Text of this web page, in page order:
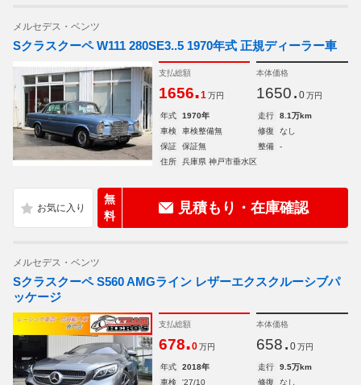
メルセデス・ベンツ
Sクラスクーペ W111 280SE3..5 1970年式 正規ディーラー車
支払総額
1656.1 万円
本体価格
1650. 0 万円
年式 1970年 走行
8.1万km
車検
車検整備無 修復
なし
保証
保証無 整備
-
住所
兵庫県 神戸市垂水区
無
料
見積もり・在庫確認
メルセデス・ベンツ
Sクラスクーペ S560 AMGライン レザーエクスクルーシブパ
ッケージ
支払総額
678.0 万円
本体価格
658. 0 万円
年式 2018年 走行
9.5万km
車検
'27/10 修復
なし